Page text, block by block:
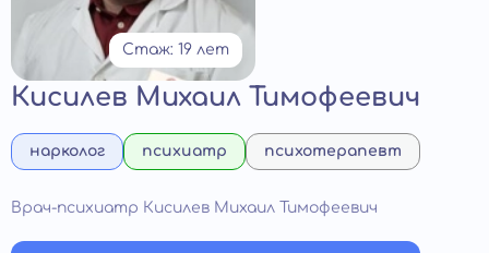
Стаж: 19 лет
Кисилев Михаил Тимофеевич
нарколог психиатр психотерапевт
Врач-психиатр Кисилев Михаил Тимофеевич